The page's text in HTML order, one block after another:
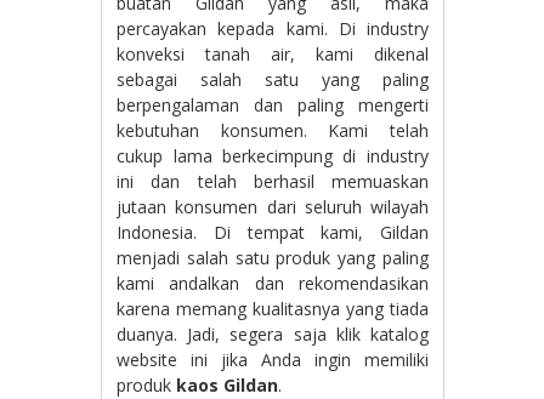
percayakan kepada kami. Di industry
konveksi tanah air, kami dikenal
sebagai salah satu yang paling
berpengalaman dan paling mengerti
kebutuhan konsumen. Kami telah
cukup lama berkecimpung di industry
ini dan telah berhasil memuaskan
jutaan konsumen dari seluruh wilayah
Indonesia. Di tempat kami, Gildan
menjadi salah satu produk yang paling
kami andalkan dan rekomendasikan
karena memang kualitasnya yang tiada
duanya. Jadi, segera saja klik katalog
website ini jika Anda ingin memiliki
produk kaos Gildan.